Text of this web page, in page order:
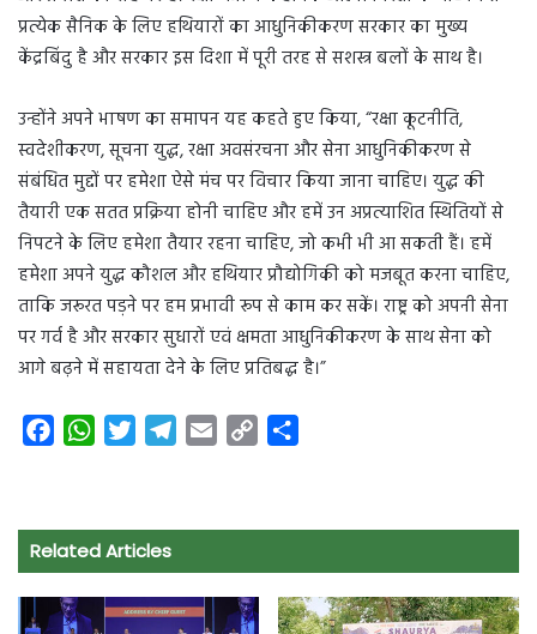
प्रत्येक सैनिक के लिए हथियारों का आधुनिकीकरण सरकार का मुख्य
केंद्रबिंदु है और सरकार इस दिशा में पूरी तरह से सशस्त्र बलों के साथ है।
उन्होंने अपने भाषण का समापन यह कहते हुए किया, “रक्षा कूटनीति,
स्वदेशीकरण, सूचना युद्ध, रक्षा अवसंरचना और सेना आधुनिकीकरण से
संबंधित मुद्दों पर हमेशा ऐसे मंच पर विचार किया जाना चाहिए। युद्ध की
तैयारी एक सतत प्रक्रिया होनी चाहिए और हमें उन अप्रत्याशित स्थितियों से
निपटने के लिए हमेशा तैयार रहना चाहिए, जो कभी भी आ सकती हैं। हमें
हमेशा अपने युद्ध कौशल और हथियार प्रौद्योगिकी को मजबूत करना चाहिए,
ताकि जरूरत पड़ने पर हम प्रभावी रूप से काम कर सकें। राष्ट्र को अपनी सेना
पर गर्व है और सरकार सुधारों एवं क्षमता आधुनिकीकरण के साथ सेना को
आगे बढ़ने में सहायता देने के लिए प्रतिबद्ध है।”
e
b
o
W
t
s
p
t
t
r
e
a
i
y
n
r
Related Articles